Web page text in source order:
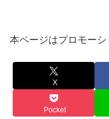
本ページはプロモー
X
Pocket